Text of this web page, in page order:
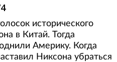
исторического
в Китай. Тогда
Америку. Когда
Никсона убраться